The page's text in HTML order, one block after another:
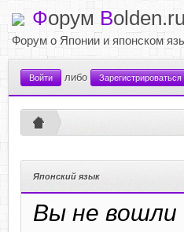
Форум Bolden.ru
Форум о Японии и японском
Войти либо Зарегистрироваться
Японский язык
Вы не вошли